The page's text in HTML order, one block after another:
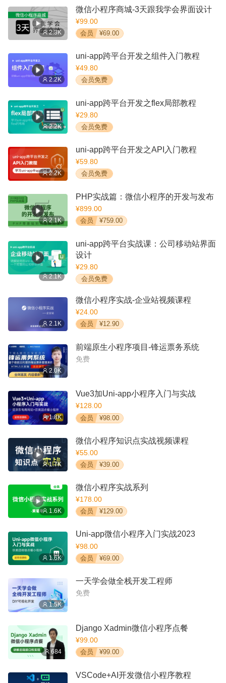
2.3K
微信小程序商城-3天跟我学会界面设计
¥99.00
会员 ¥69.00
2.2K
uni-app跨平台开发之组件入门教程
¥49.80
会员免费
2.2K
uni-app跨平台开发之flex局部教程
¥29.80
会员免费
2.2K
uni-app跨平台开发之API入门教程
¥59.80
会员免费
2.1K
PHP实战篇：微信小程序的开发与发布
¥899.00
会员 ¥759.00
2.1K
uni-app跨平台实战课：公司移动站界面
设计
¥29.80
会员免费
2.1K
微信小程序实战-企业站视频课程
¥24.00
会员 ¥12.90
2.0K
前端原生小程序项目-锋运票务系统
免费
1.8K
Vue3加Uni-app小程序入门与实战
¥128.00
会员 ¥98.00
1.7K
微信小程序知识点实战视频课程
¥55.00
会员 ¥39.00
1.6K
微信小程序实战系列
¥178.00
会员 ¥129.00
1.6K
Uni-app微信小程序入门实战2023
¥98.00
会员 ¥69.00
1.5K
一天学会做全栈开发工程师
免费
684
Django Xadmin微信小程序点餐
¥99.00
会员 ¥99.00
VSCode+AI开发微信小程序教程